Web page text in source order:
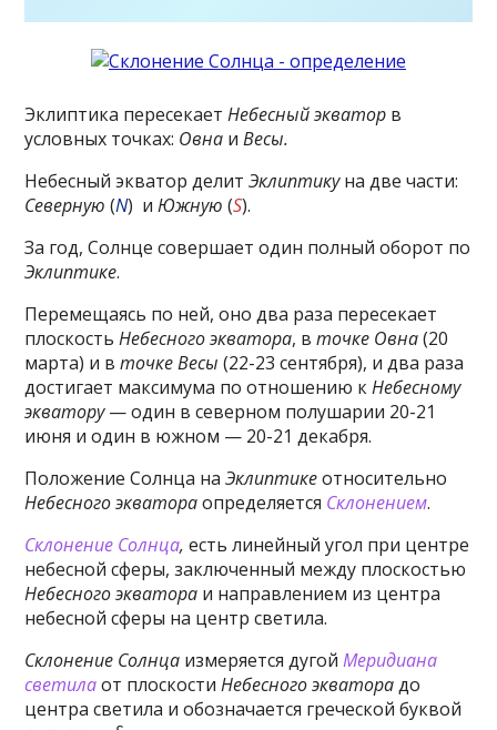
Эклиптика пересекаетНебесный экватор в
условных точках: Овна иВесы.
Небесный экватор делитЭклиптикуна две части:
Северную (N) иЮжную (S).
За год, Солнце совершает один полный оборот по
Эклиптике.
Перемещаясь по ней, оно два раза пересекает
плоскостьНебесного экватора, вточке Овна(20
марта) и вточке Весы (22-23 сентября), и два раза
достигает максимума по отношению кНебесному
экватору— один в северном полушарии 20-21
июня и один в южном — 20-21 декабря.
Положение Солнца наЭклиптикеотносительно
Небесного экватораопределяется Склонением.
Склонение Солнца, есть линейный угол при центре
небесной сферы, заключенный между плоскостью
Небесного экватора и направлением из центра
небесной сферы на центр светила.
Склонение Солнца измеряется дугойМеридиана
светилаот плоскостиНебесного экваторадо
центра светила и обозначается греческой буквой